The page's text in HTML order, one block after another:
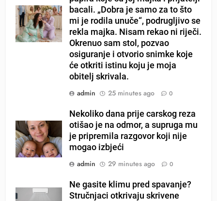
bacali. „Dobra je samo za to što
mi je rodila unuče“, podrugljivo se
rekla majka. Nisam rekao ni riječi.
Okrenuo sam stol, pozvao
osiguranje i otvorio snimke koje
će otkriti istinu koju je moja
obitelj skrivala.
admin
25 minutes ago 0
Nekoliko dana prije carskog reza
otišao je na odmor, a supruga mu
je pripremila razgovor koji nije
mogao izbjeći
admin
29 minutes ago 0
Ne gasite klimu pred spavanje?
Stručnjaci otkrivaju skrivene